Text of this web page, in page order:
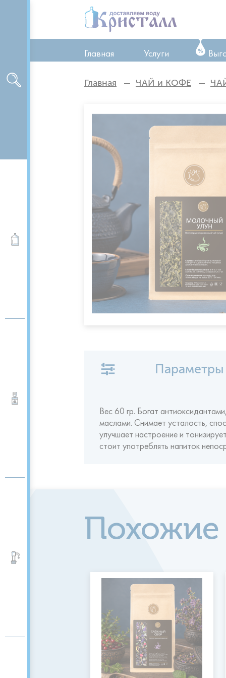
Главная Услуги
Доставка питьевой
Главная ЧАЙ и КОФЕ
Параметры
Вес 60 гр. Богат
маслами. Снимает усталость,
улучшает настроение и
стоит употреблять напиток
Похожие